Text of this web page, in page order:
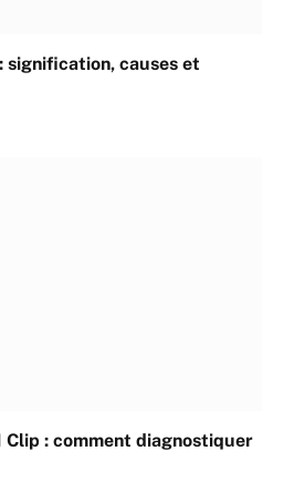
signification, causes et
: comment diagnostiquer